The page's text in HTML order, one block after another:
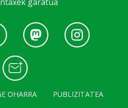
OHARRA
PUBLIZITATEA